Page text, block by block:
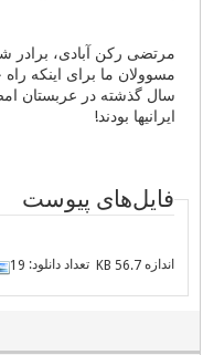
مرتضی رکن آبادی، برادر
مسوولان ما برای اینکه راه
سال گذشته در عربستان
ایرانیها بودند!
فایل‌های پیوست
اندازه56.7 KB تعداد دانلود: 19